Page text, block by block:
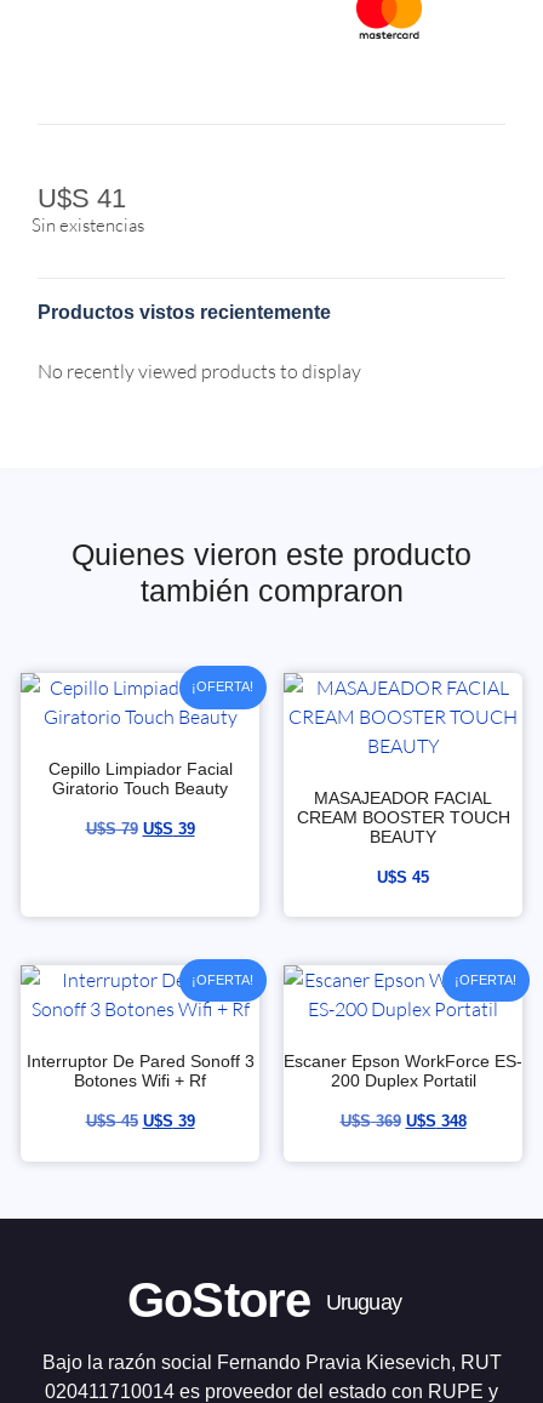
U$S 41
Sin existencias
Productos vistos recientemente
No recently viewed products to display
Quienes vieron este producto
también compraron
¡OFERTA!
Cepillo Limpiador Facial
Giratorio Touch Beauty
U$S79 U$S 39
MASAJEADOR FACIAL
CREAM BOOSTER TOUCH
BEAUTY
U$S 45
¡OFERTA!
Interruptor De Pared Sonoff 3
Botones Wifi + Rf
U$S45 U$S 39
¡OFERTA!
Escaner Epson WorkForce ES-
200 Duplex Portatil
U$S369 U$S 348
GoStore Uruguay
Bajo la razón social Fernando Pravia Kiesevich, RUT
020411710014 es proveedor del estado con RUPE y